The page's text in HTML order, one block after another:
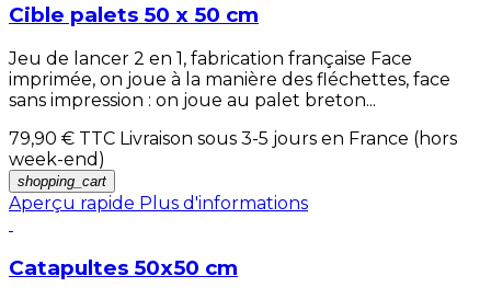
Cible palets 50 x 50 cm
Jeu de lancer 2 en 1, fabrication française Face
imprimée, on joue à la manière des fléchettes, face
sans impression : on joue au palet breton...
79,90 € TTC Livraison sous 3-5 jours en France (hors
week-end)
shopping_cart
Aperçu rapide Plus d'informations
Catapultes 50x50 cm